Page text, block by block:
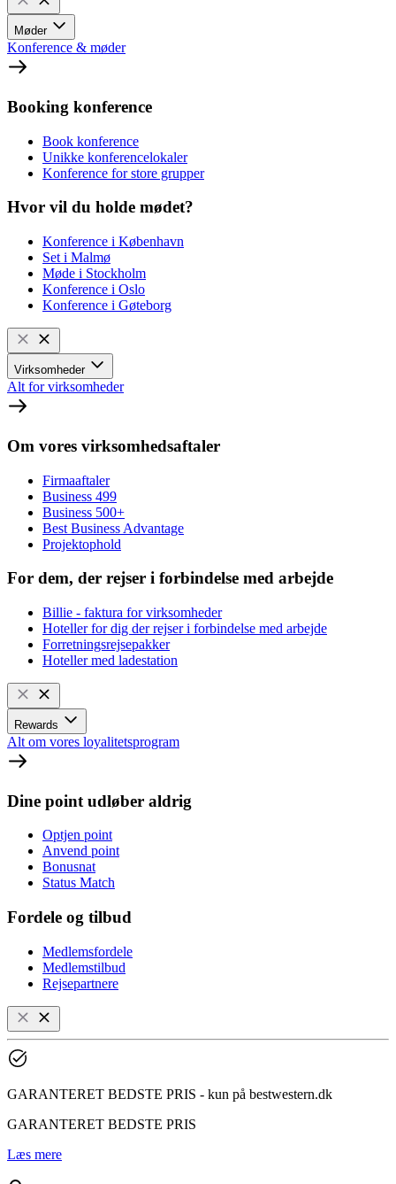
Møder
Konference & møder
Booking konference
Book konference
Unikke konferencelokaler
Konference for store grupper
Hvor vil du holde mødet?
Konference i København
Set i Malmø
Møde i Stockholm
Konference i Oslo
Konference i Gøteborg
Virksomheder
Alt for virksomheder
Om vores virksomhedsaftaler
Firmaaftaler
Business 499
Business 500+
Best Business Advantage
Projektophold
For dem, der rejser i forbindelse med arbejde
Billie - faktura for virksomheder
Hoteller for dig der rejser i forbindelse med arbejde
Forretningsrejsepakker
Hoteller med ladestation
Rewards
Alt om vores loyalitetsprogram
Dine point udløber aldrig
Optjen point
Anvend point
Bonusnat
Status Match
Fordele og tilbud
Medlemsfordele
Medlemstilbud
Rejsepartnere
GARANTERET BEDSTE PRIS - kun på bestwestern.dk
GARANTERET BEDSTE PRIS
Læs mere